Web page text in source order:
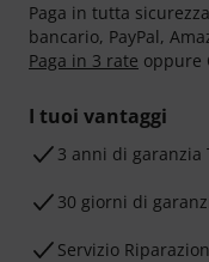
Paga in tutta
bancario, PayPal,
Paga in 3 rate oppure
I tuoi vantaggi
3 anni di garanzia
30 giorni di
Servizio